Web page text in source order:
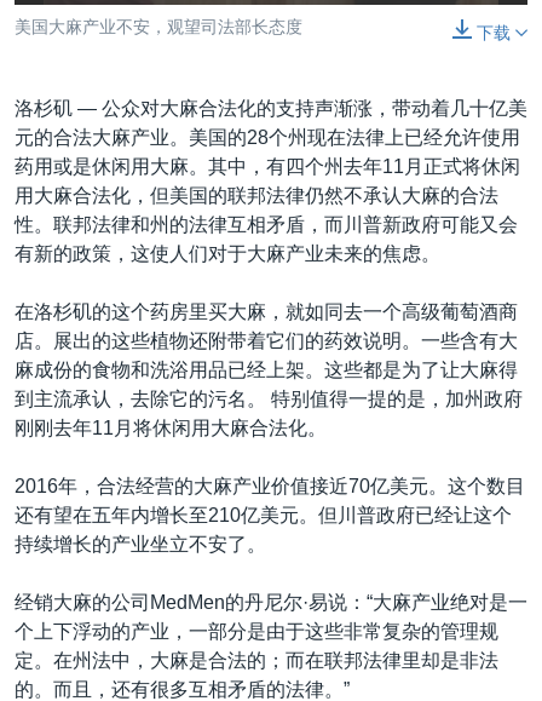
全球议题
环境
美国建国250周年
美国之音专访
重要讲话与声明
台海两岸关系
南中国海争端
关注新疆
GEN Z 看美国
其他语言网站
下载
美国大麻产业不安，观望司法部长态度
洛杉矶 — 公众对大麻合法化的支持声渐涨，带动着几十亿美
元的合法大麻产业。美国的28个州现在法律上已经允许使用
药用或是休闲用大麻。其中，有四个州去年11月正式将休闲
用大麻合法化，但美国的联邦法律仍然不承认大麻的合法
性。联邦法律和州的法律互相矛盾，而川普新政府可能又会
有新的政策，这使人们对于大麻产业未来的焦虑。
在洛杉矶的这个药房里买大麻，就如同去一个高级葡萄酒商
店。展出的这些植物还附带着它们的药效说明。一些含有大
麻成份的食物和洗浴用品已经上架。这些都是为了让大麻得
到主流承认，去除它的污名。 特别值得一提的是，加州政府
刚刚去年11月将休闲用大麻合法化。
2016年，合法经营的大麻产业价值接近70亿美元。这个数目
还有望在五年内增长至210亿美元。但川普政府已经让这个
持续增长的产业坐立不安了。
经销大麻的公司MedMen的丹尼尔·易说：“大麻产业绝对是一
个上下浮动的产业，一部分是由于这些非常复杂的管理规
定。在州法中，大麻是合法的；而在联邦法律里却是非法
的。而且，还有很多互相矛盾的法律。”